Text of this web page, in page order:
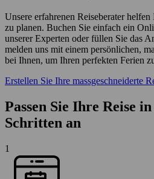
Unsere erfahrenen Reiseberater
zu planen. Buchen Sie einfach ein
unserer Experten oder füllen Sie das
melden uns mit einem persönlichen,
bei Ihnen, um Ihren perfekten Ferien
Erstellen Sie Ihre massgeschneiderte
Passen Sie Ihre Reise
Schritten an
1